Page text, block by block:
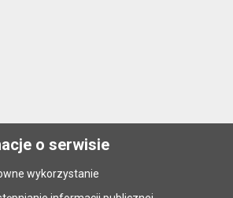
o serwisie
wykorzystanie